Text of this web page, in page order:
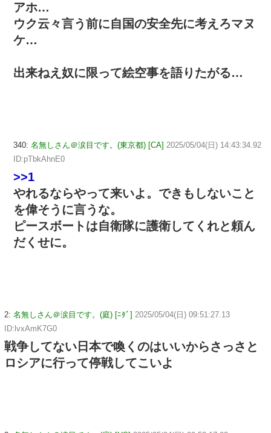
アホ…
ウク云々言う前に自国の安全先に考えろマヌ
ケ…
出来ねえ奴に限って絵空事を語りたがる…
340: 名無しさん＠涙目です。(東京都) [CA] 2025/05/04(日) 14:43:34.92
ID:pTbkAhnE0
>>1
やれるならやって来いよ。できもしないこと
を偉そうに言うな。
ピースボートは自衛隊に護衛してくれと頼ん
だくせに。
2: 名無しさん＠涙目です。(庭) [ﾆﾀﾞ] 2025/05/04(日) 09:51:27.13
ID:lvxAmK7G0
戦争してない日本で喚くのはいいからさっさと
ロシアに行って停戦してこいよ